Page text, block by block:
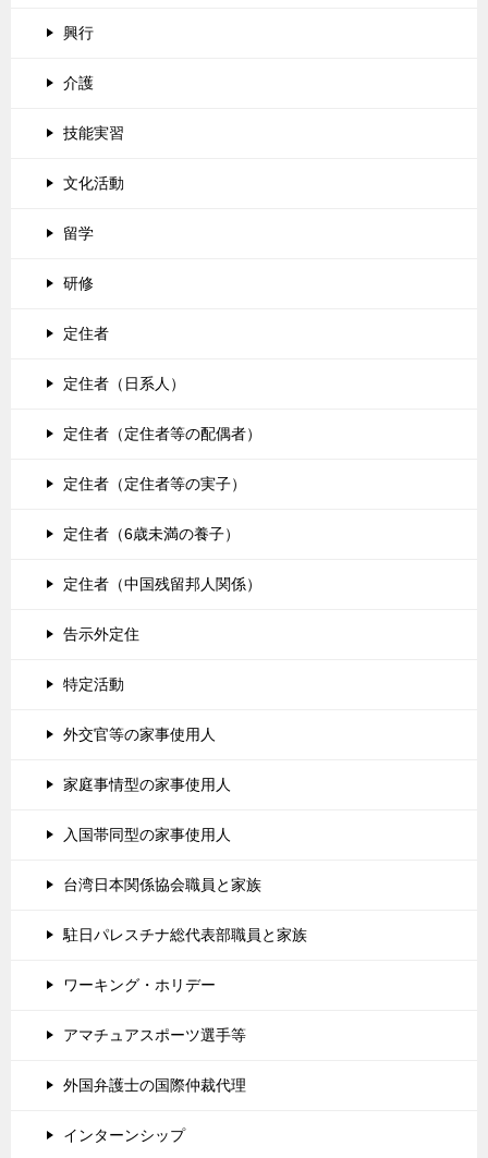
興行
介護
技能実習
文化活動
留学
研修
定住者
定住者（日系人）
定住者（定住者等の配偶者）
定住者（定住者等の実子）
定住者（6歳未満の養子）
定住者（中国残留邦人関係）
告示外定住
特定活動
外交官等の家事使用人
家庭事情型の家事使用人
入国帯同型の家事使用人
台湾日本関係協会職員と家族
駐日パレスチナ総代表部職員と家族
ワーキング・ホリデー
アマチュアスポーツ選手等
外国弁護士の国際仲裁代理
インターンシップ